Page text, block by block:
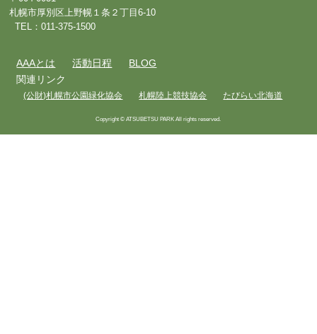
札幌市厚別区上野幌１条２丁目6-10
TEL：011-375-1500
AAAとは 活動日程
BLOG
関連リンク
(公財)札幌市公園緑化協会 札幌陸上競技協会 たびらい北海道
Copyright © ATSUBETSU PARK All rights reserved.